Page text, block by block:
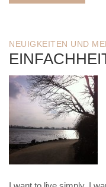
NEUIGKEITEN UND